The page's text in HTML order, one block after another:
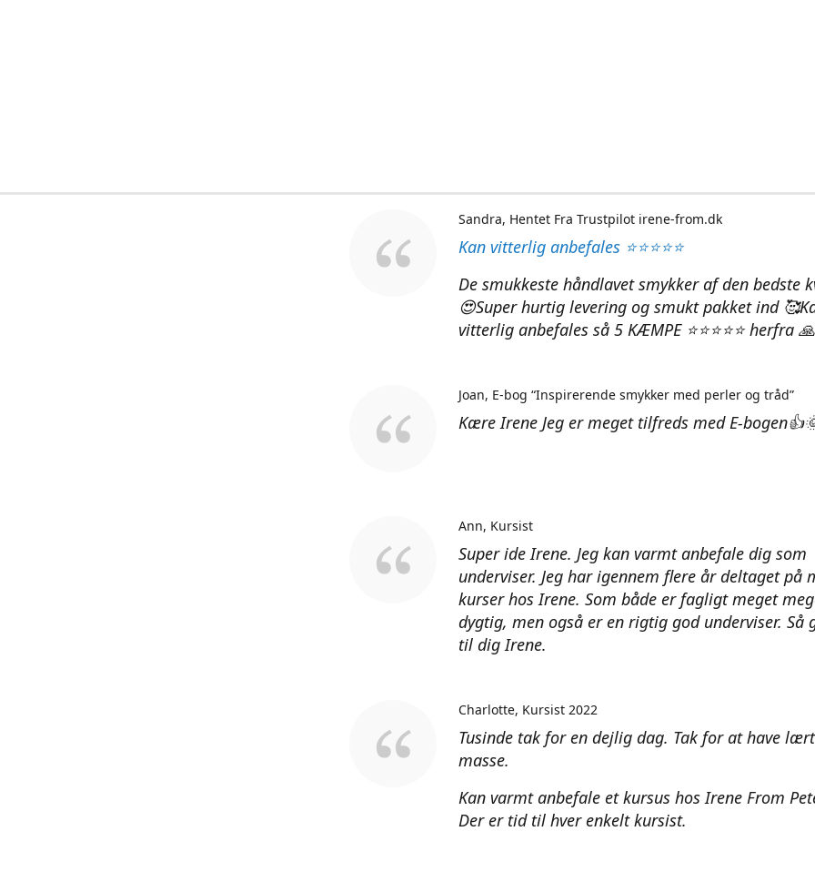
Kan vitterlig anbefales ⭐⭐⭐⭐⭐
De smukkeste håndlavet smykker af den bedste
😍Super hurtig levering og smukt pakket ind
vitterlig anbefales så 5 KÆMPE ⭐⭐⭐⭐⭐ herfra 🙏
Sandra Hentet Fra Trustpilot irene-from.dk
Kære Irene Jeg er meget tilfreds med E-
Joan E-bog “Inspirerende smykker med perler og tråd”
Super ide Irene. Jeg kan varmt anbefale dig som
underviser. Jeg har igennem flere år deltaget på
kurser hos Irene. Som både er fagligt meget
dygtig, men også er en rigtig god underviser. Så
til dig Irene.
Ann Kursist
Tusinde tak for en dejlig dag. Tak for at have
masse.
Kan varmt anbefale et kursus hos Irene From
Der er tid til hver enkelt kursist.
Charlotte Kursist 2022